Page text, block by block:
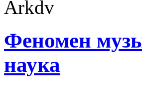
Феномен
наука